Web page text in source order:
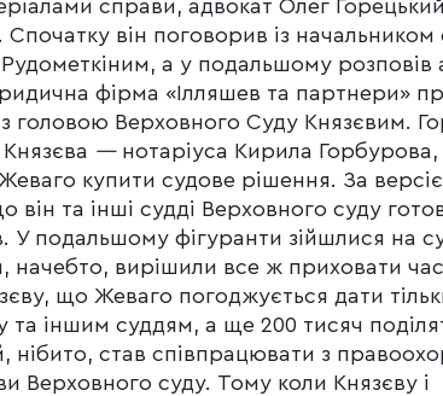
справи, адвокат Олег
Спочатку він поговорив із
а у подальшому розповів
фірма «Ілляшев та партнери»
головою Верховного Суду Князєвим.
—нотаріуса Кирила
купити судове рішення. За
та інші судді Верховного суду
У подальшому фігуранти зійшлися на
начебто, вирішили все ж приховати
що Жеваго погоджується дати
та іншим суддям, а ще 200 тисяч
нібито, став співпрацювати з
Верховного суду. Тому коли Князєву і